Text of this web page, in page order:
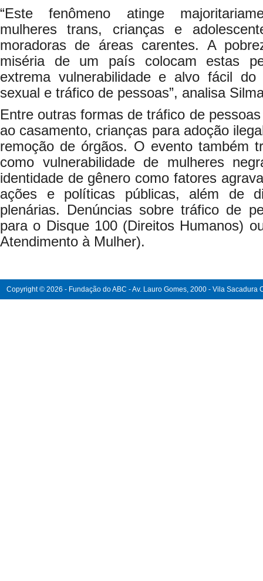
“Este fenômeno atinge
mulheres trans, crianças e
moradoras de áreas carentes. A
miséria de um país colocam estas
extrema vulnerabilidade e alvo fácil do
sexual e tráfico de pessoas”, analisa
Entre outras formas de tráfico de
ao casamento, crianças para adoção
remoção de órgãos. O evento também
como vulnerabilidade de mulheres
identidade de gênero como fatores
ações e políticas públicas, além de
plenárias. Denúncias sobre tráfico de
para o Disque 100 (Direitos Humanos)
Atendimento à Mulher).
Copyright © 2026 - Fundação do ABC - Av. Lauro Gomes, 2000 - Vila